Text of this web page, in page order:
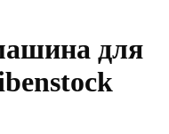
для